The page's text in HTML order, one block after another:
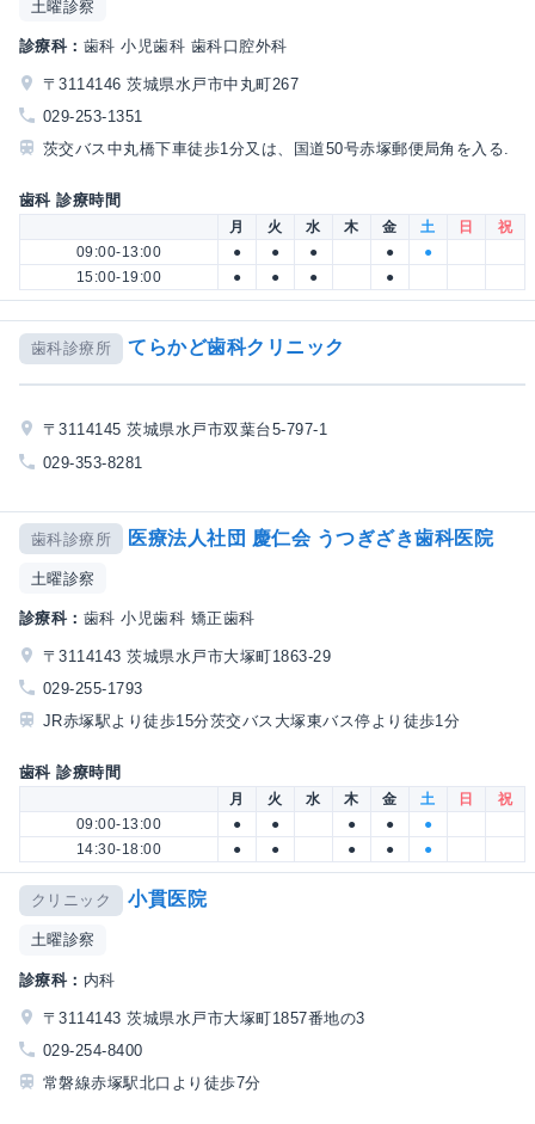
土曜診察
診療科： 歯科 小児歯科 歯科口腔外科
〒3114146 茨城県水戸市中丸町267
029-253-1351
茨交バス中丸橋下車徒歩1分又は、国道50号赤塚郵便局角を入る.
歯科 診療時間
月 火 水 木 金 土 日
祝
09:00-13:00
● ● ● ●
●
15:00-19:00
● ● ● ●
歯科診療所 てらかど歯科クリニック
〒3114145 茨城県水戸市双葉台5-797-1
029-353-8281
歯科診療所 医療法人社団 慶仁会 うつぎざき歯科医院
土曜診察
診療科： 歯科 小児歯科 矯正歯科
〒3114143 茨城県水戸市大塚町1863-29
029-255-1793
JR赤塚駅より徒歩15分茨交バス大塚東バス停より徒歩1分
歯科 診療時間
月 火 水 木 金 土 日
祝
09:00-13:00
● ● ● ●
●
14:30-18:00
● ● ● ● ●
クリニック 小貫医院
土曜診察
診療科： 内科
〒3114143 茨城県水戸市大塚町1857番地の3
029-254-8400
常磐線赤塚駅北口より徒歩7分